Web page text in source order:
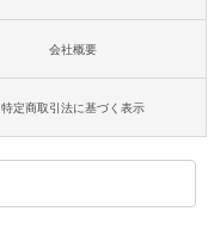
会社概要
特定商取引法に基づく表示